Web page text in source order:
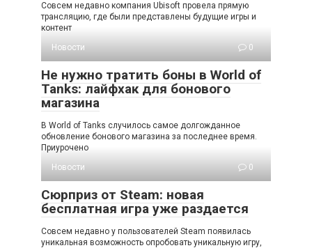
Совсем недавно компания Ubisoft провела прямую
трансляцию, где были представлены будущие игры и
контент
Новости
0
Не нужно тратить боны в World of
Tanks: лайфхак для бонового
магазина
В World of Tanks случилось самое долгожданное
обновление бонового магазина за последнее время.
Приурочено
Новости
0
Сюрприз от Steam: новая
бесплатная игра уже раздается
Совсем недавно у пользователей Steam появилась
уникальная возможность опробовать уникальную игру,